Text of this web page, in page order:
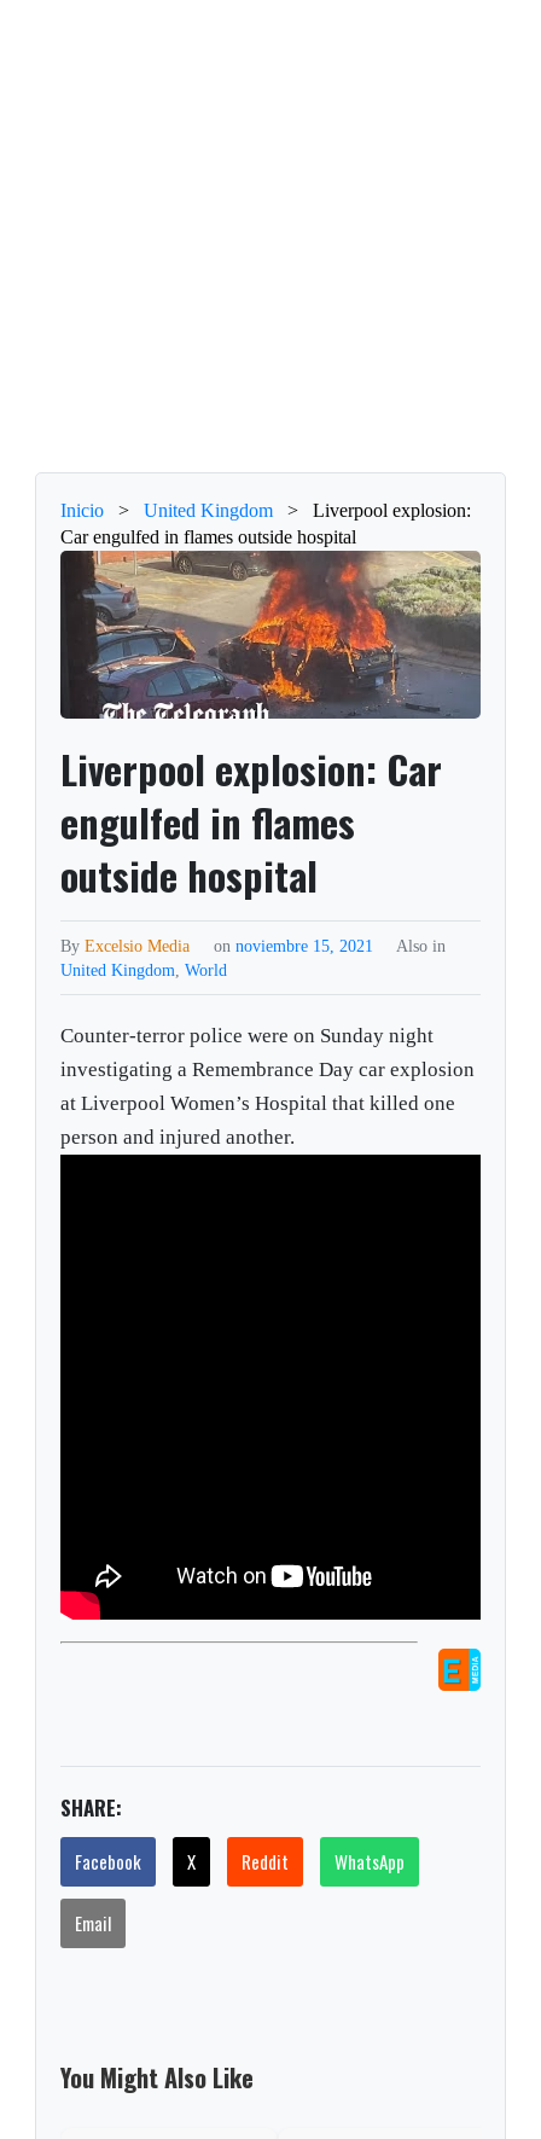
Inicio > United Kingdom >
Liverpool explosion:
Car engulfed in flames outside hospital
Liverpool explosion: Car
engulfed in flames
outside hospital
ByExcelsio Media on noviembre 15, 2021
Also in
United Kingdom,World
Counter-terror police were on Sunday night
investigating a Remembrance Day car explosion
at Liverpool Women’s Hospital that killed one
person and injured another.
SHARE:
Facebook X Reddit WhatsApp
Email
You Might Also Like